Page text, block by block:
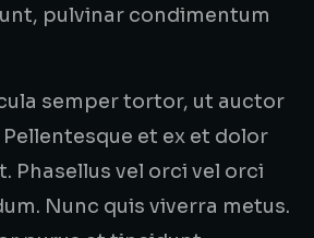
pulvinar condimentum
semper tortor, ut auctor
et ex et dolor
Phasellus vel orci vel orci
Nunc quis viverra metus.